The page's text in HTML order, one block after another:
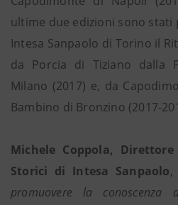
ultime due edizioni sono
Intesa Sanpaolo di Torino il
da Porcia di Tiziano dalla
Milano (2017) e, da
Bambino di Bronzino (2017-
Michele Coppola,
Storici di Intesa Sanpaolo,
promuovere la conoscenza